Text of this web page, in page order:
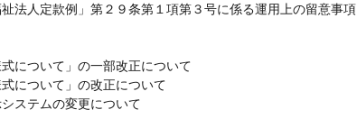
法人定款例」第２９条第１項第３号に係る運用上の留意事項
について」の一部改正について
について」の改正について
ステムの変更について